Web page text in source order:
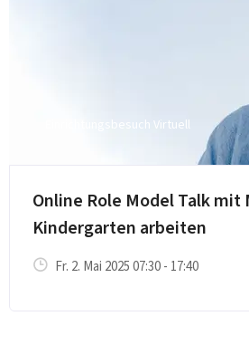
Einrichtungsbesuch Virtuell
Online Role Model Talk mit
Kindergarten arbeiten
Fr. 2. Mai 2025 07:30 - 17:40